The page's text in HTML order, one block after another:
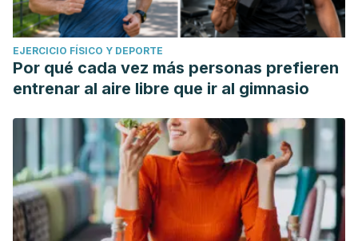
EJERCICIO FÍSICO Y DEPORTE
Por qué cada vez más personas prefieren
entrenar al aire libre que ir al gimnasio